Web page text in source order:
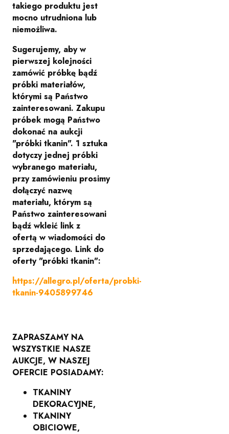
takiego produktu jest
mocno utrudniona lub
niemożliwa.
Sugerujemy, aby w
pierwszej kolejności
zamówić próbkę bądź
próbki materiałów,
którymi są Państwo
zainteresowani. Zakupu
próbek mogą Państwo
dokonać na aukcji
"próbki tkanin". 1 sztuka
dotyczy jednej próbki
wybranego materiału,
przy zamówieniu prosimy
dołączyć nazwę
materiału, którym są
Państwo zainteresowani
bądź wkleić link z
ofertą w wiadomości do
sprzedającego. Link do
oferty "próbki tkanin":
https://allegro.pl/oferta/probki-
tkanin-9405899746
ZAPRASZAMY NA
WSZYSTKIE NASZE
AUKCJE, W NASZEJ
OFERCIE POSIADAMY:
TKANINY
DEKORACYJNE,
TKANINY
OBICIOWE,